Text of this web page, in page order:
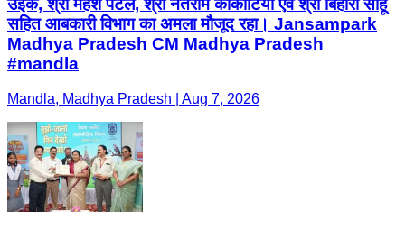
उइके, श्री महेश पटेल, श्री नेतराम काकोटिया एवं श्री बिहारी साहू
सहित आबकारी विभाग का अमला मौजूद रहा। Jansampark
Madhya Pradesh CM Madhya Pradesh
#mandla
Mandla, Madhya Pradesh | Aug 7, 2026